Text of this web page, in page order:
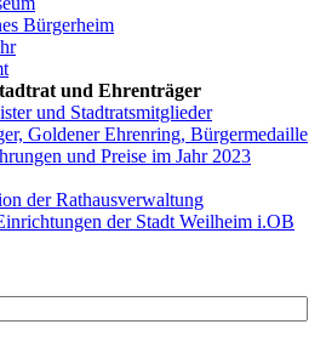
Bürgerheim
und Ehrenträger
und Stadtratsmitglieder
Goldener Ehrenring, Bürgermedaille
und Preise im Jahr 2023
der Rathausverwaltung
der Stadt Weilheim i.OB